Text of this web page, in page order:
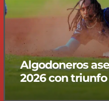
Algodoneros
2026 con triunfo